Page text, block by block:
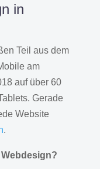
in
Teil aus dem
am
auf über 60
Gerade
Website
.